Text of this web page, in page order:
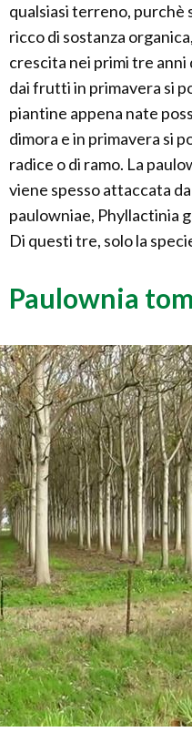
qualsiasi terreno, purchè
ricco di sostanza
crescita nei primi tre anni
dai frutti in primavera si
piantine appena nate
dimora e in primavera si
radice o di ramo. La
viene spesso attaccata
paulowniae, Phyllactinia
Di questi tre, solo la
Paulownia